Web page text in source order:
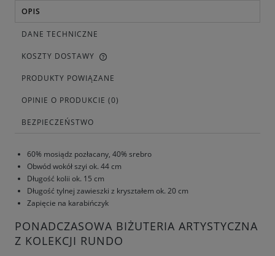
OPIS
DANE TECHNICZNE
KOSZTY DOSTAWY
PRODUKTY POWIĄZANE
OPINIE O PRODUKCIE (0)
BEZPIECZEŃSTWO
60% mosiądz pozłacany, 40% srebro
Obwód wokół szyi ok. 44 cm
Długość kolii ok. 15 cm
Długość tylnej zawieszki z kryształem ok. 20 cm
Zapięcie na karabińczyk
PONADCZASOWA BIŻUTERIA ARTYSTYCZNA
Z KOLEKCJI RUNDO